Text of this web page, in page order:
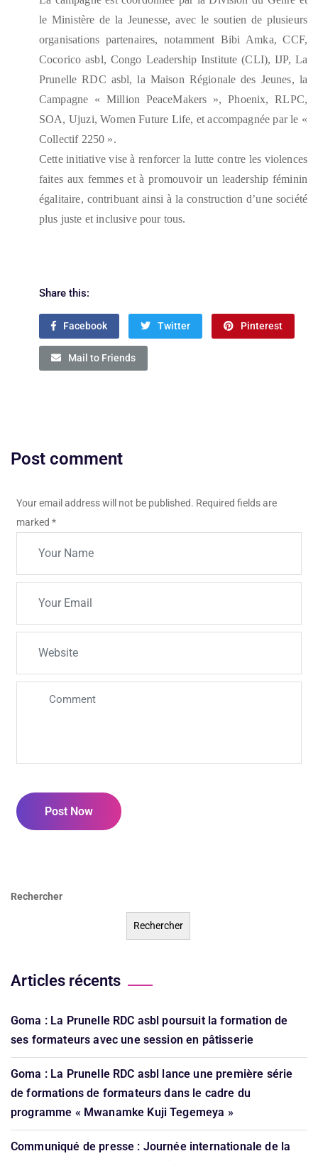
le Ministère de la Jeunesse, avec le soutien de plusieurs
organisations partenaires, notamment Bibi Amka, CCF,
Cocorico asbl, Congo Leadership Institute (CLI), IJP, La
Prunelle RDC asbl, la Maison Régionale des Jeunes, la
Campagne « Million PeaceMakers », Phoenix, RLPC,
SOA, Ujuzi, Women Future Life, et accompagnée par le «
Collectif 2250 ».
Cette initiative vise à renforcer la lutte contre les violences
faites aux femmes et à promouvoir un leadership féminin
égalitaire, contribuant ainsi à la construction d’une société
plus juste et inclusive pour tous.
Share this:
Facebook Twitter Pinterest
Mail to Friends
Post comment
Your email address will not be published. Required fields are
marked *
Post Now
Rechercher
Rechercher
Articles récents
Goma : La Prunelle RDC asbl poursuit la formation de
ses formateurs avec une session en pâtisserie
Goma : La Prunelle RDC asbl lance une première série
de formations de formateurs dans le cadre du
programme « Mwanamke Kuji Tegemeya »
Communiqué de presse : Journée internationale de la